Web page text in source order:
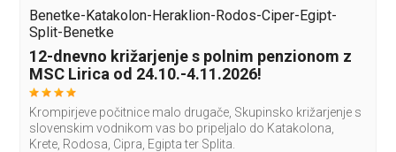
Benetke-Katakolon-Heraklion-Rodos-Ciper-Egipt-
Split-Benetke
12-dnevno križarjenje s polnim penzionom z
MSC Lirica od 24.10.-4.11.2026!
Krompirjeve počitnice malo drugače, Skupinsko križarjenje s
slovenskim vodnikom vas bo pripeljalo do Katakolona,
Krete, Rodosa, Cipra, Egipta ter Splita.